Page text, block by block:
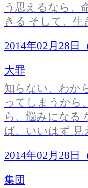
う思えるなら、
きる そして、生
2014年02月28日
大罪
知らない、わか
ってしまうから
ら、悩みになる
ば、いいはず 見
2014年02月28日
集団